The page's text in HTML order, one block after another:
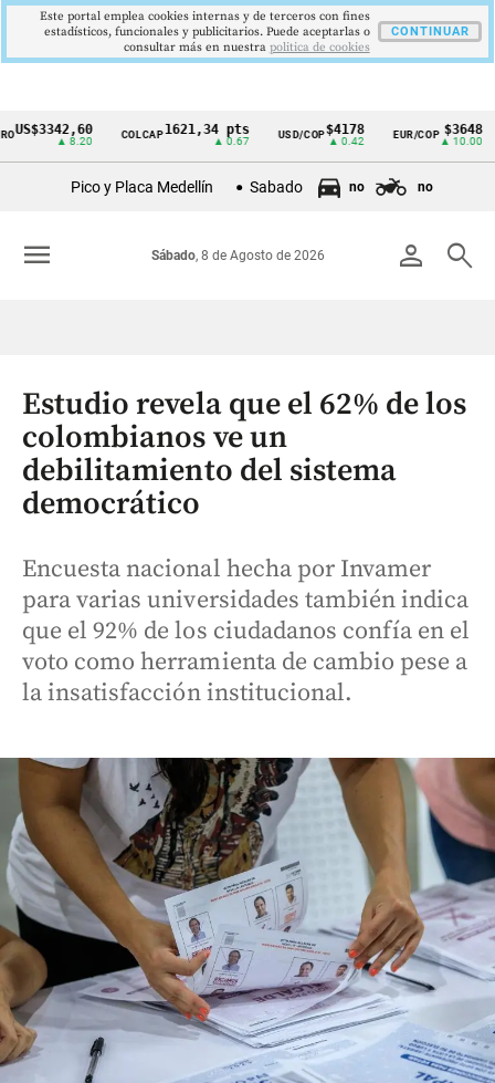
Cintillo
Colombia
▲ 8.20
COLCAP 1621,34 pts
▲ 0.67
USD/COP$4178
▲ 0.42
EUR/COP $3648
▲ 10.00
Pico y Placa Medellín Sabado no no
person search
Sábado, 8 de Agosto de 2026
menu
Estudio revela que el 62% de los
colombianos ve un
debilitamiento del sistema
democrático
Encuesta nacional hecha por Invamer
para varias universidades también indica
que el 92% de los ciudadanos confía en el
voto como herramienta de cambio pese a
la insatisfacción institucional.
Este portal emplea cookies internas y de terceros con fines
estadísticos, funcionales y publicitarios. Puede aceptarlas o
consultar más en nuestra politica de cookies
CONTINUAR